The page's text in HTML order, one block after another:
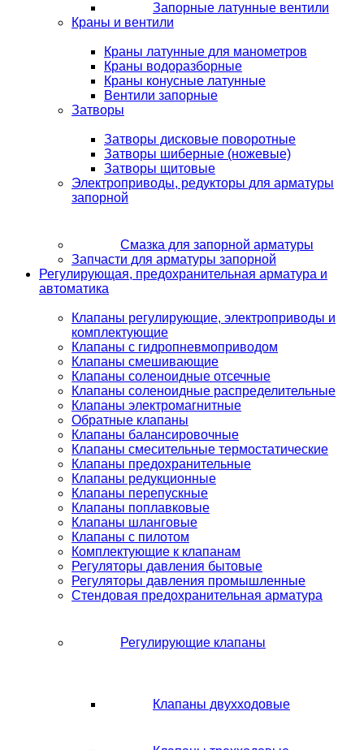
Запорные латунные вентили
Краны и вентили
Краны латунные для манометров
Краны водоразборные
Краны конусные латунные
Вентили запорные
Затворы
Затворы дисковые поворотные
Затворы шиберные (ножевые)
Затворы щитовые
Электроприводы, редукторы для арматуры
запорной
Смазка для запорной арматуры
Запчасти для арматуры запорной
Регулирующая, предохранительная арматура и
автоматика
Клапаны регулирующие, электроприводы и
комплектующие
Клапаны с гидропневмоприводом
Клапаны смешивающие
Клапаны соленоидные отсечные
Клапаны соленоидные распределительные
Клапаны электромагнитные
Обратные клапаны
Клапаны балансировочные
Клапаны смесительные термостатические
Клапаны предохранительные
Клапаны редукционные
Клапаны перепускные
Клапаны поплавковые
Клапаны шланговые
Клапаны с пилотом
Комплектующие к клапанам
Регуляторы давления бытовые
Регуляторы давления промышленные
Стендовая предохранительная арматура
Регулирующие клапаны
Клапаны двухходовые